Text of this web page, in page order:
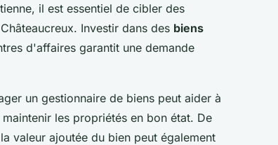
il est essentiel de cibler des
Investir dans des biens
d'affaires garantit une demande
un gestionnaire de biens peut aider à
les propriétés en bon état. De
valeur ajoutée du bien peut également